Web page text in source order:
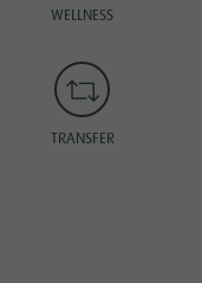
WELLNESS
TRANSFER